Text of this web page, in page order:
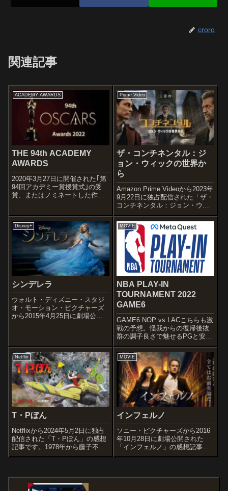
croro
関連記事
ACADEMY AWARDS
THE 94th ACADEMY
AWARDS
2020年3月27日に開催された｢第
94回アカデミー賞授賞式｣の受
賞、またはノミネートした作品
ら選り好みで紹介させていただ
きます。「コーダ あいのうた」
家族の中でただひとり耳の聞こ
える...
Prime Video
ザ・コンチネンタル：ジ
ョン・ウィックの世界か
ら
Amazon Prime Videoから2023年
9月22日に独占配信された「ザ・
コンチネンタル：ジョン・ウィ
ックの世界から」の感想記事で
す。『ジョン・ウィック』シリ
ーズのプリクエル・スピンオフ
として発案されたアメリカのミ
ニシリーズで、ジョ...
Disney+
シンデレラ
ウォルト・ディズニー・スタジ
オ・モーション・ピクチャーズ
から2015年4月25日に劇場公開
1950年の同名映画の実写化で
す。オススメ度あらすじ＆予告
編貿易商...
MOVIE
NBA PLAY-IN
TOURNAMENT 2022
GAME6
GAME6 NOP vs LACこちらも激
戦の予想。怪我からの復帰後抜
群の調子良さで魅せるPGと安定
感といえばこの人C. J.
McCollumの点の取り合いとなる
か。TEAM力としては主力抜き
でPlay-Inまで勝ち上がってきた
LACに分...
Netflix
T・Pぼん
Netflixから2024年5月2日に独占
配信された「T・Pぼん」の感想
記事です。1978年から藤子不二
雄名義で発表された日本のSF漫
1989年にテレビアニメ特番が放
送された作品の...
MOVIE
インフェルノ
ソニー・ピクチャーズから2016
年10月28日に劇場公開された
「インフェルノ」の感想記事で
す。人気作家ダン・ブラウンの
ーズの第3弾です。オススメ度あ